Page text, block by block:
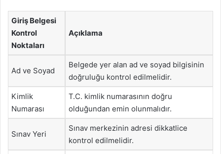
Giriş Belgesi
Kontrol
Noktaları
Açıklama
Ad ve Soyad
Belgede yer alan ad ve soyad bilgisinin
doğruluğu kontrol edilmelidir.
Kimlik
Numarası
T.C. kimlik numarasının doğru
olduğundan emin olunmalıdır.
Sınav Yeri
Sınav merkezinin adresi dikkatlice
kontrol edilmelidir.